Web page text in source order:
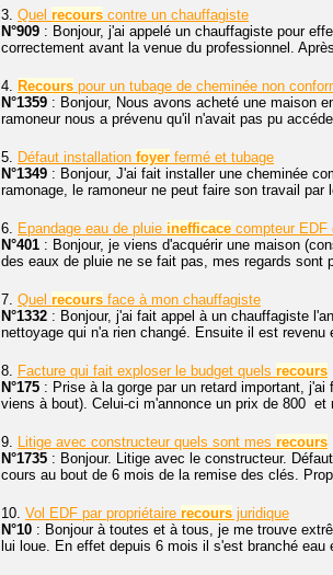
3. Quel recours contre un chauffagiste
N°909 : Bonjour, j'ai appelé un chauffagiste pour
correctement avant la venue du professionnel.
4. Recours pour un tubage de cheminée non
N°1359 : Bonjour, Nous avons acheté une maison
ramoneur nous a prévenu qu'il n'avait pas pu
5. Défaut installation foyer fermé et tubage
N°1349 : Bonjour, J'ai fait installer une cheminée
ramonage, le ramoneur ne peut faire son travail par
6. Epandage eau de pluie inefficace compteur EDF
N°401 : Bonjour, je viens d'acquérir une maison
des eaux de pluie ne se fait pas, mes regards sont
7. Quel recours face à mon chauffagiste
N°1332 : Bonjour, j'ai fait appel à un chauffagiste
nettoyage qui n'a rien changé. Ensuite il est revenu
8. Facture qui fait exploser le budget quels recours
N°175 : Prise à la gorge par un retard important,
viens à bout). Celui-ci m'annonce un prix de 800 
9. Litige avec constructeur quels sont mes recours
N°1735 : Bonjour. Litige avec le constructeur.
cours au bout de 6 mois de la remise des clés.
10. Vol EDF par propriétaire recours juridique
N°10 : Bonjour à toutes et à tous, je me trouve
lui loue. En effet depuis 6 mois il s'est branché eau